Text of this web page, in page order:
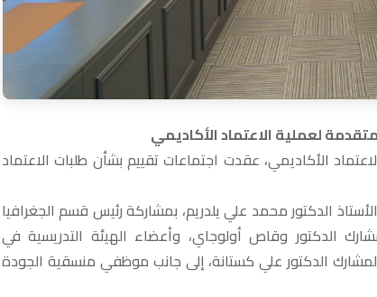
لعملية الاعتماد الأكاديمي
الأكاديمي، عقدت اجتماعات تقييم بشأن طلبات الاعتماد
الدكتور محمد علي يلدريم، بمشاركة رئيس قسم الجغرافيا
الدكتور وقاص أولوجاي، وأعضاء الهيئة التدريسية في
الدكتور علي كستانة، إلى جانب موظفي منسقية الجودة